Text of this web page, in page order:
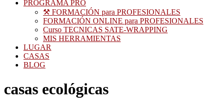
PROGRAMA PRO
⚒ FORMACIÓN para PROFESIONALES
FORMACIÓN ONLINE para PROFESIONALES
Curso TECNICAS SATE-WRAPPING
MIS HERRAMIENTAS
LUGAR
CASAS
BLOG
casas ecológicas